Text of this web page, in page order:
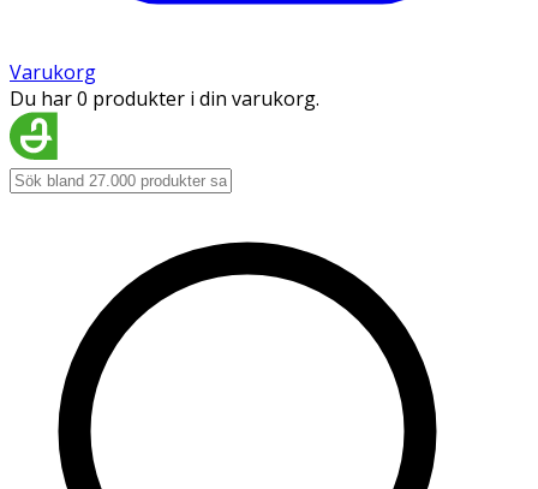
Varukorg
Du har 0 produkter i din varukorg.